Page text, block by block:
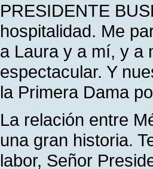
PRESIDENTE
hospitalidad. Me
a Laura y a mí, y a
espectacular. Y
la Primera Dama
La relación entre
una gran historia.
labor, Señor